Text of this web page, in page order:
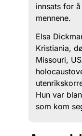
innsats for
mennene.
Elsa
Kristiania,
Missouri,
Hun var
som kom